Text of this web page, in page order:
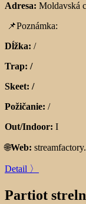
Adresa: Moldavská
📌Poznámka:
Dĺžka: /
Trap: /
Skeet: /
Požičanie: /
Out/Indoor: I
🌐Web:
Detail 〉
Partiot